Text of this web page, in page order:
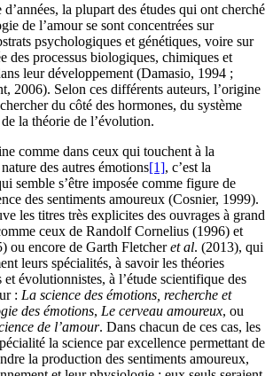
la plupart des études qui ont cherché
de l’amour se sont concentrées sur
psychologiques et génétiques, voire sur
des processus biologiques, chimiques et
leur développement (Damasio, 1994 ;
2006). Selon ces différents auteurs, l’origine
du côté des hormones, du système
la théorie de l’évolution.
comme dans ceux qui touchent à la
des autres émotions[1], c’est la
semble s’être imposée comme figure de
des sentiments amoureux (Cosnier, 1999).
les titres très explicites des ouvrages à grand
ceux de Randolf Cornelius (1996) et
ou encore de Garth Fletcheret al. (2013), qui
leurs spécialités, à savoir les théories
et évolutionnistes, à l’étude scientifique des
: La science des émotions, recherche et
des émotions, Le cerveau amoureux, ou
de l’amour. Dans chacun de ces cas, les
la science par excellence permettant de
la production des sentiments amoureux,